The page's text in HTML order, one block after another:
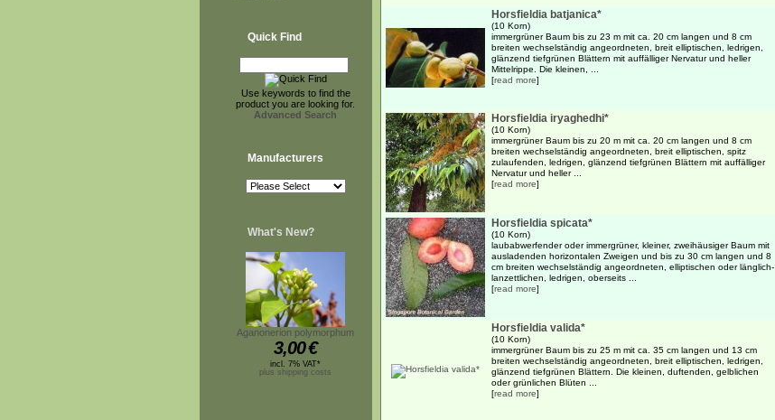
Quick Find
Use keywords to find the
product you are looking for.
Advanced Search
Manufacturers
What's New?
Aganonerion polymorphum
3,00€
incl. 7% VAT*
plus shipping costs
Horsfieldia batjanica*
(10 Korn)
immergrüner Baum bis zu 23 m mit ca. 20 cm langen und 8 cm
breiten wechselständig angeordneten, breit elliptischen, ledrigen,
glänzend tiefgrünen Blättern mit auffälliger Nervatur und heller
Mittelrippe. Die kleinen, ...
[read more]
Horsfieldia iryaghedhi*
(10 Korn)
immergrüner Baum bis zu 20 m mit ca. 20 cm langen und 8 cm
breiten wechselständig angeordneten, breit elliptischen, spitz
zulaufenden, ledrigen, glänzend tiefgrünen Blättern mit auffälliger
Nervatur und heller ...
[read more]
Horsfieldia spicata*
(10 Korn)
laubabwerfender oder immergrüner, kleiner, zweihäusiger Baum mit
ausladenden horizontalen Zweigen und bis zu 30 cm langen und 8
cm breiten wechselständig angeordneten, elliptischen oder länglich-
lanzettlichen, ledrigen, oberseits ...
[read more]
Horsfieldia valida*
(10 Korn)
immergrüner Baum bis zu 25 m mit ca. 35 cm langen und 13 cm
breiten wechselständig angeordneten, breit elliptischen, ledrigen,
glänzend tiefgrünen Blättern. Die kleinen, duftenden, gelblichen
oder grünlichen Blüten ...
[read more]